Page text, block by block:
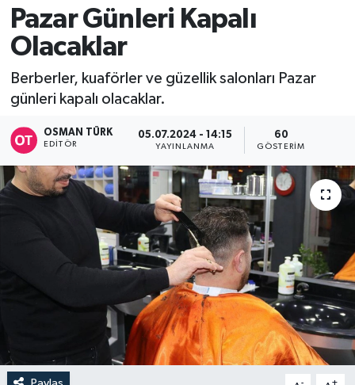
Pazar Günleri Kapalı
Olacaklar
Berberler, kuaförler ve güzellik salonları Pazar
günleri kapalı olacaklar.
OSMAN TÜRK
EDITÖR
05.07.2024 - 14:15
YAYINLANMA
60
GÖSTERIM
- +